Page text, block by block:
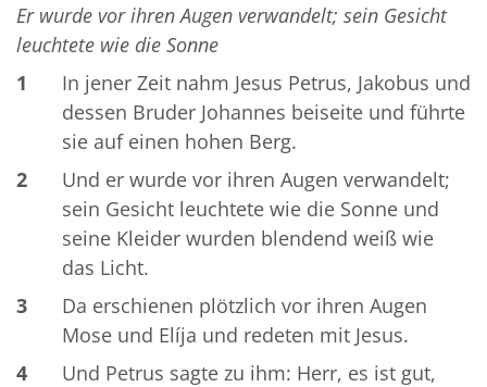
Er wurde vor ihren Augen verwandelt; sein Gesicht
leuchtete wie die Sonne
1
In jener Zeit nahm Jesus Petrus, Jakobus und
dessen Bruder Johannes beiseite und führte
sie auf einen hohen Berg.
2
Und er wurde vor ihren Augen verwandelt;
sein Gesicht leuchtete wie die Sonne und
seine Kleider wurden blendend weiß wie
das Licht.
3
Da erschienen plötzlich vor ihren Augen
Mose und Elíja und redeten mit Jesus.
4
Und Petrus sagte zu ihm: Herr, es ist gut,